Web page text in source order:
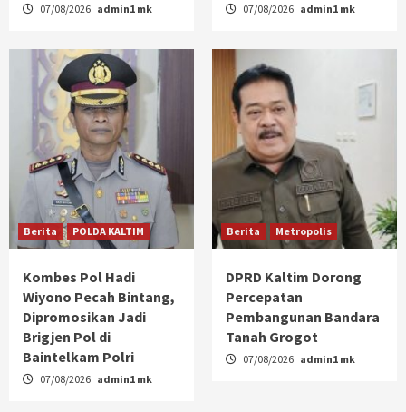
07/08/2026 admin1 mk 07/08/2026 admin1 mk
Berita POLDA KALTIM
Kombes Pol Hadi
Wiyono Pecah Bintang,
Dipromosikan Jadi
Brigjen Pol di
Baintelkam Polri
07/08/2026 admin1 mk
Berita Metropolis
DPRD Kaltim Dorong
Percepatan
Pembangunan Bandara
Tanah Grogot
07/08/2026 admin1 mk